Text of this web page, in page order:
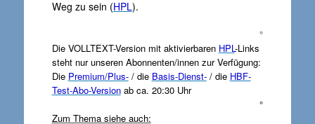
Weg zu sein (HPL).
°
Die VOLLTEXT-Version mit aktivierbaren HPL-Links
steht nur unseren Abonnenten/innen zur Verfügung:
Die Premium/Plus-/ die Basis-Dienst-/ die HBF-
Test-Abo-Versionab ca. 20:30 Uhr
°
Zum Thema siehe auch: